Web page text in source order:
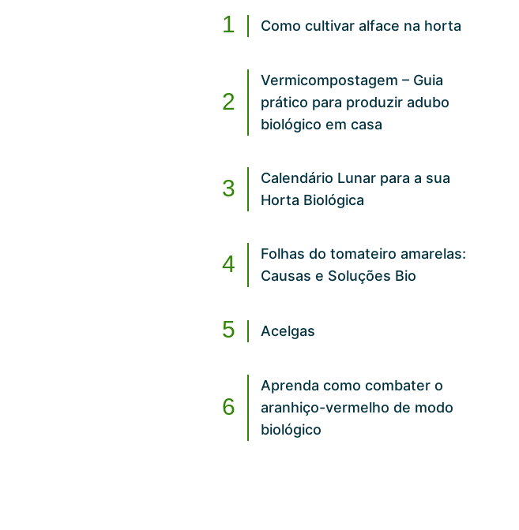
Como cultivar alface na horta
Vermicompostagem – Guia
prático para produzir adubo
biológico em casa
Calendário Lunar para a sua
Horta Biológica
Folhas do tomateiro amarelas:
Causas e Soluções Bio
Acelgas
Aprenda como combater o
aranhiço-vermelho de modo
biológico